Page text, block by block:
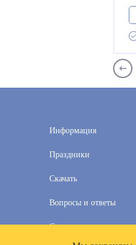
Информация
Праздники
Скачать
Вопросы и ответы
Скидки